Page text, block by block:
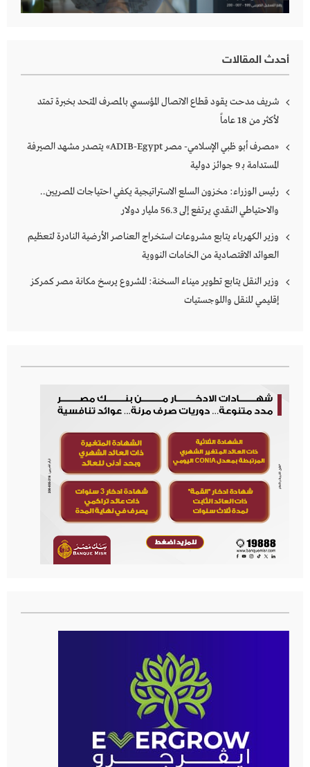
أحدث المقالات
شريف مدحت يقود قطاع الاتصال المؤسسي بالمصرف المتحد بخبرة تمتد
لأكثر من 18 عاماً
«مصرف أبو ظبي الإسلامي- مصر ADIB-Egypt» يتصدر مشهد الصيرفة
المستدامة بـ 9 جوائز دولية
رئيس الوزراء: مخزون السلع الاستراتيجية يكفي احتياجات المصريين..
والاحتياطي النقدي يرتفع إلى 56.3 مليار دولار
وزير الكهرباء يتابع مشروعات استخراج العناصر الأرضية النادرة لتعظيم
العوائد الاقتصادية من الخامات النووية
وزير النقل يتابع تطوير ميناء السخنة: المشروع يرسخ مكانة مصر كمركز
إقليمي للنقل واللوجستيات